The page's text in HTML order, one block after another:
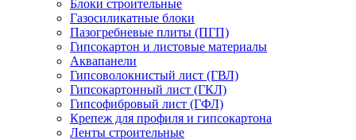
Блоки строительные
Газосиликатные блоки
Пазогребневые плиты (ПГП)
Гипсокартон и листовые материалы
Аквапанели
Гипсоволокнистый лист (ГВЛ)
Гипсокартонный лист (ГКЛ)
Гипсофибровый лист (ГФЛ)
Крепеж для профиля и гипсокартона
Ленты строительные